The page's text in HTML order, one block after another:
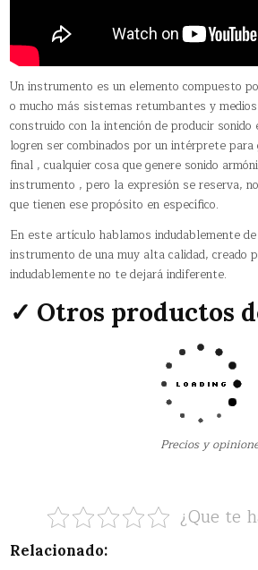
Un instrumento es un elemento compuesto
o mucho más sistemas retumbantes y
construido con la intención de producir
logren ser combinados por un intérprete para
final , cualquier cosa que genere sonido
instrumento , pero la expresión se reserva,
que tienen ese propósito en específico.
En este artículo hablamos indudablemente
instrumento de una muy alta calidad, creado
indudablemente no te dejará indiferente.
✓ Otros productos
Precios y
¿Que te
Relacionado: